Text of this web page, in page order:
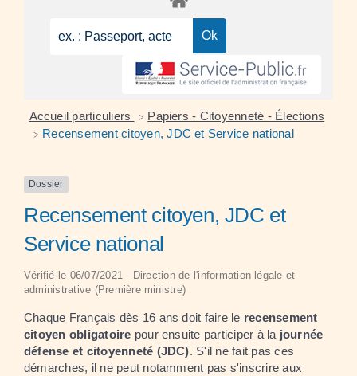
Accueil particuliers > Papiers - Citoyenneté - Élections
> Recensement citoyen, JDC et Service national
Dossier
Recensement citoyen, JDC et
Service national
Vérifié le 06/07/2021 - Direction de l'information légale et
administrative (Première ministre)
Chaque Français dès 16 ans doit faire le recensement
citoyen obligatoire pour ensuite participer à la journée
défense et citoyenneté (JDC). S'il ne fait pas ces
démarches, il ne peut notamment pas s'inscrire aux